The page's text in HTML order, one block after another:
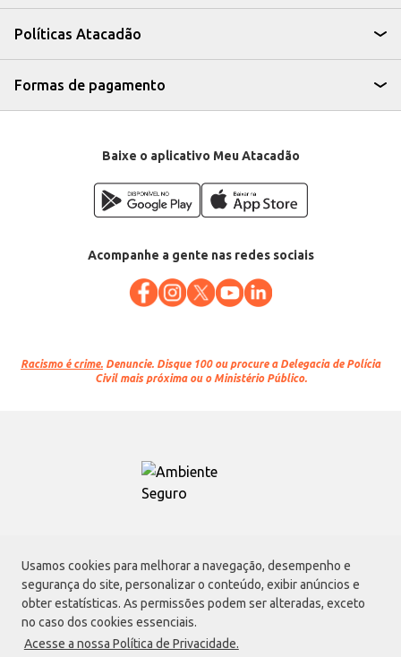
Usamos cookies para melhorar a navegação, desempenho e
segurança do site, personalizar o conteúdo, exibir anúncios e
obter estatísticas. As permissões podem ser alteradas, exceto
no caso dos cookies essenciais.
Acesse a nossa Política de Privacidade.
Políticas Atacadão
Formas de pagamento
Baixe o aplicativo Meu Atacadão
Acompanhe a gente nas redes sociais
Racismo é crime. Denuncie. Disque 100 ou procure a Delegacia de Polícia
Civil mais próxima ou o Ministério Público.
Atacadão S.A.
Avenida Morvan Dias de Figueiredo, 6169, Vila Maria, São Paulo - SP | CEP
02170-901 | CNPJ: 75.315.333/0001-09
Envio de documentos administrativos e jurídicos:
02170-901